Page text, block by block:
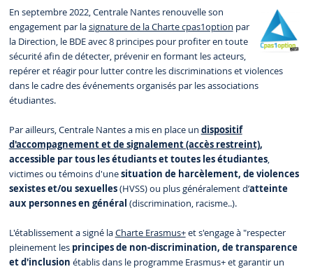
En septembre 2022, Centrale Nantes renouvelle son
engagement par lasignature de la Charte cpas1option par
la Direction, le BDE avec 8 principes pour profiter en toute
sécurité afin de détecter, prévenir en formant les acteurs,
repérer et réagir pour lutter contre les discriminations et violences
dans le cadre des événements organisés par les associations
étudiantes.
Par ailleurs, Centrale Nantes a mis en place un dispositif
d'accompagnement et de signalement (accès restreint),
accessible par tous les étudiants et toutes les étudiantes,
victimes ou témoins d'unesituation de harcèlement, de violences
sexistes et/ou sexuelles(HVSS) ou plus généralement d’atteinte
aux personnes en général (discrimination, racisme..).
L'établissement a signé laCharte Erasmus+et s'engage à "respecter
pleinement les principes de non-discrimination, de transparence
et d'inclusion établis dans le programme Erasmus+ et garantir un